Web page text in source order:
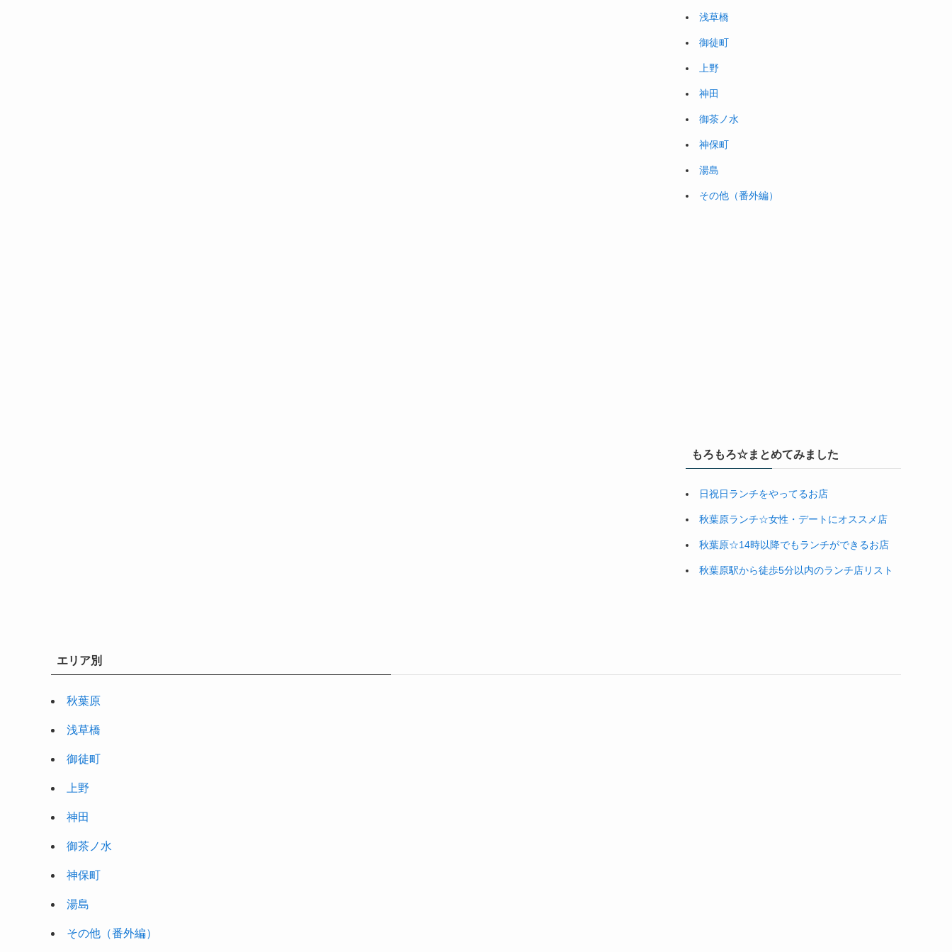
浅草橋
御徒町
上野
神田
御茶ノ水
神保町
湯島
その他（番外編）
もろもろ☆まとめてみました
日祝日ランチをやってるお店
秋葉原ランチ☆女性・デートにオススメ店
秋葉原☆14時以降でもランチができるお店
秋葉原駅から徒歩5分以内のランチ店リスト
エリア別
秋葉原
浅草橋
御徒町
上野
神田
御茶ノ水
神保町
湯島
その他（番外編）